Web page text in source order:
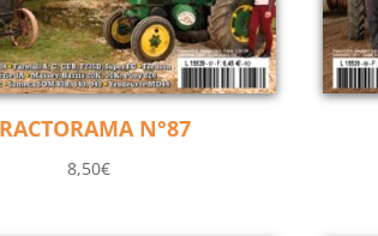
N°87
8,50€